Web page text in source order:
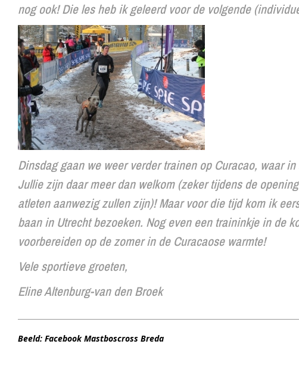
nog ook! Die les heb ik geleerd voor de volgende
Dinsdag gaan we weer verder trainen op Curacao, waar
Jullie zijn daar meer dan welkom (zeker tijdens de
atleten aanwezig zullen zijn)! Maar voor die tijd kom ik
baan in Utrecht bezoeken. Nog even een traininkje in de
voorbereiden op de zomer in de Curacaose warmte!
Vele sportieve groeten,
Eline Altenburg-van den Broek
Beeld: Facebook Mastboscross Breda